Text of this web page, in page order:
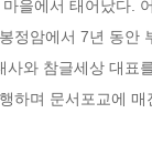
을에서 태어났다.
정암에서 7년 동안
와 참글세상 대표
하며 문서포교에